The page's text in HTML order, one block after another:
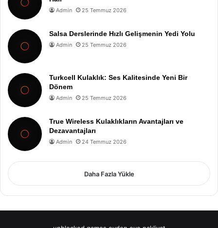
Admin 25 Temmuz 2026
Salsa Derslerinde Hızlı Gelişmenin Yedi Yolu
Admin 25 Temmuz 2026
Turkcell Kulaklık: Ses Kalitesinde Yeni Bir
Dönem
Admin 25 Temmuz 2026
True Wireless Kulaklıkların Avantajları ve
Dezavantajları
Admin 24 Temmuz 2026
Daha Fazla Yükle